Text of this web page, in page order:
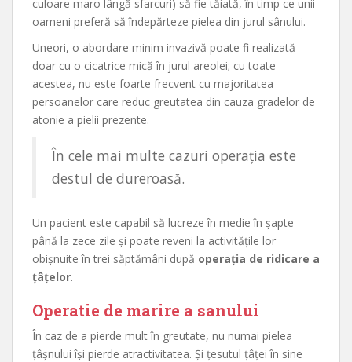
culoare maro lângă sfarcuri) să fie tăiată, în timp ce unii
oameni preferă să îndepărteze pielea din jurul sânului.
Uneori, o abordare minim invazivă poate fi realizată
doar cu o cicatrice mică în jurul areolei; cu toate
acestea, nu este foarte frecvent cu majoritatea
persoanelor care reduc greutatea din cauza gradelor de
atonie a pielii prezente.
În cele mai multe cazuri operația este
destul de dureroasă.
Un pacient este capabil să lucreze în medie în șapte
până la zece zile și poate reveni la activitățile lor
obișnuite în trei săptămâni după operația de ridicare a
țâțelor.
Operatie de marire a sanului
În caz de a pierde mult în greutate, nu numai pielea
țâșnului își pierde atractivitatea. Și țesutul țâței în sine